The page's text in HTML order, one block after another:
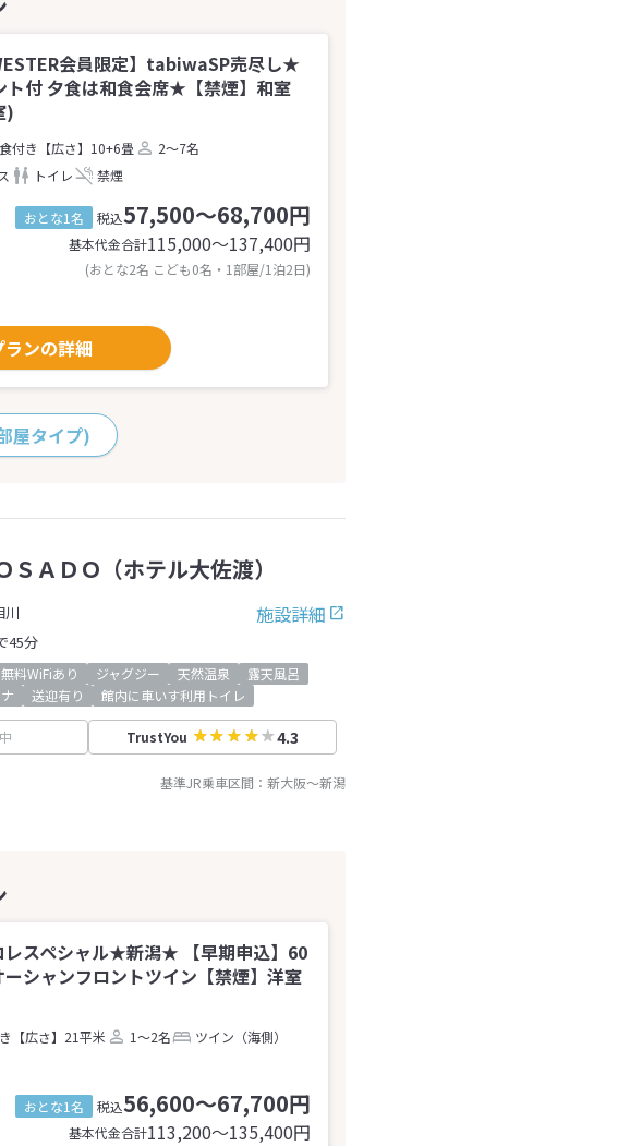
会員限定】tabiwaSP売尽し★
ト付 夕食は和食会席★【禁煙】和室
)
付き 【広さ】10+6畳
2～7名
トイレ 禁煙
おとな1名 税込57,500～68,700円
基本代金合計115,000〜137,400円
(おとな2名 こども0名・1部屋/1泊2日)
ランの詳細
屋タイプ)
ＡＤＯ（ホテル大佐渡）
施設詳細
川
45分
無料WiFiあり ジャグジー 天然温泉
露天風呂
送迎有り 館内に車いす利用トイレ
TrustYou 4.3
基準JR乗車区間： 新大阪～新潟
レスペシャル★新潟★ 【早期申込】60
シャンフロントツイン【禁煙】洋室
【広さ】21平米 1～2名
ツイン（海側）
おとな1名 税込56,600～67,700円
基本代金合計113,200〜135,400円